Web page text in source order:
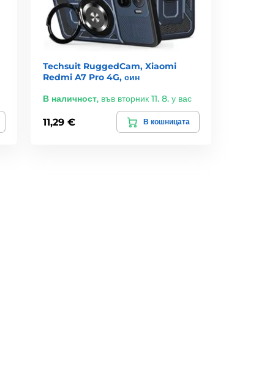
Techsuit RuggedCam, Xiaomi
Redmi A7 Pro 4G, син
В наличност, във вторник 11. 8. у вас
11,29 € В кошницата